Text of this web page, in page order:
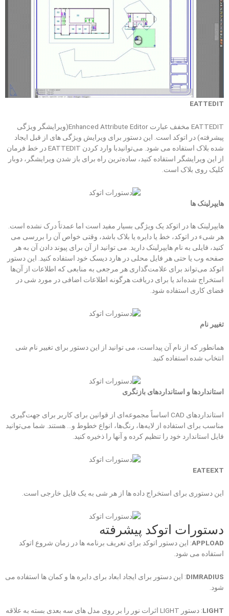
EATTEDIT
EATTEDIT مخفف عبارت Enhanced Attribute Editor(ویرایشگر ویژگی
پیشرفته) در اتوکد است. این دستور برای ویرایش ویژگی های از قبل ایجاد
شده بلاک استفاده می شود. می‌توانیدبا وارد کردن EATTEDIT در خط فرمان
از این ویرایشگر استفاده کنید، ساده‌ترین راه برای باز شدن ویرایشگر، دوبار
کلیک روی بلاک است.
هایپرلینک ها
هایپرلینک ها در اتوکد یک ویژگی بسیار مفید است اما عمدتاً درک نشده است.
هر شیء در اتوکد، خط یا دایره یا بلاک باشد، وقتی خواص آن را بررسی می
کنید، فایلی به نام هایپرلینک دارید. می توانید از آن برای پیوند دادن آن به هر
صفحه وب یا حتی هر فایل محلی در هارد دیسک خود استفاده کنید. این دستور
اتوکد می‌تواند برای علامت‌گذاری هر مرجعی به منابعی که اطلاعات از آن‌ها
استخراج شده‌اند یا برای دریافت هرگونه اطلاعات اضافی در مورد شی در
فضای کاری استفاده شود.
تغییر نام
همانطور که از نام آن پیداست، می توانید از این دستور برای تغییر نام شی
انتخاب شده استفاده کنید.
استانداردها و استانداردهای بازنگری
استانداردهای CAD اساساً مجموعه‌ای از قوانین برای کاربر برای جهت‌گیری
مناسب برای استفاده از لایه‌ها، رنگ‌ها، انواع خطوط و… هستند. شما می‌توانید
فایل استاندارد خود را تنظیم کرده و آنها را ذخیره کنید.
EATEEXT
این دستوری برای استخراج داده ها از هر شی به یک فایل خارجی است.
دستورات اتوکد پیشرفته
APPLOAD: این دستور اتوکد برای تعریف برنامه ها در زمان شروع اتوکد
استفاده می شود.
DIMRADIUS: این دستور برای ایجاد ابعاد برای دایره ها و کمان ها استفاده می
شود.
LIGHT
: دستور LIGHT اثرات نور را بر روی مدل های سه بعدی بسته به علاقه